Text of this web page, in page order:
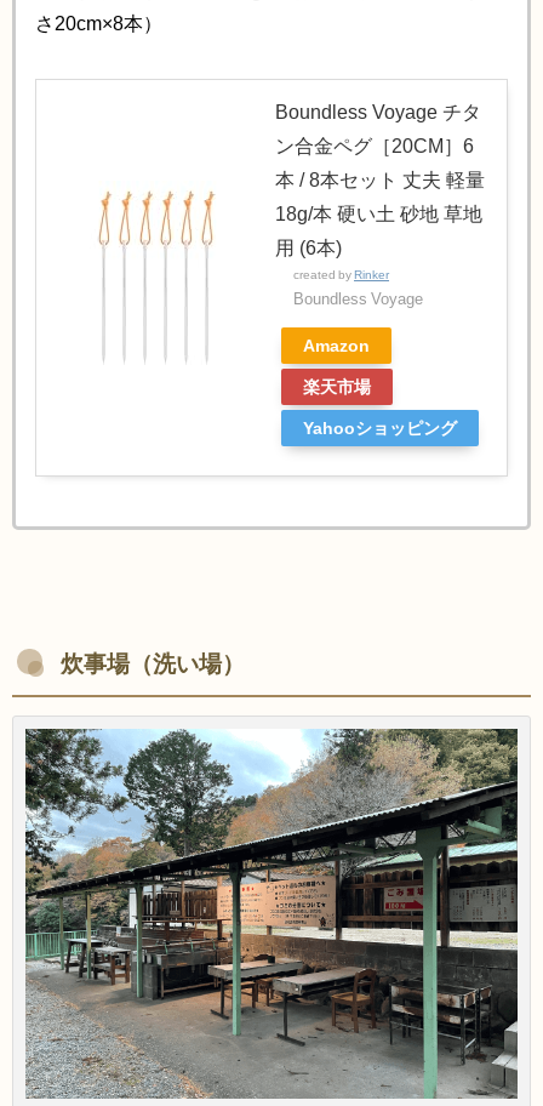
さ20cm×8本）
Boundless Voyage チタ
ン合金ペグ［20CM］6
本 / 8本セット 丈夫 軽量
18g/本 硬い土 砂地 草地
用 (6本)
created by Rinker
Boundless Voyage
Amazon
楽天市場
Yahooショッピング
炊事場（洗い場）